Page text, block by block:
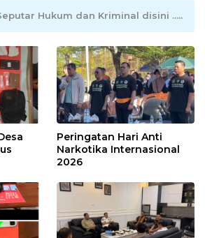
Hukum dan Kriminal disini .....
Peringatan Hari Anti
Narkotika Internasional
2026